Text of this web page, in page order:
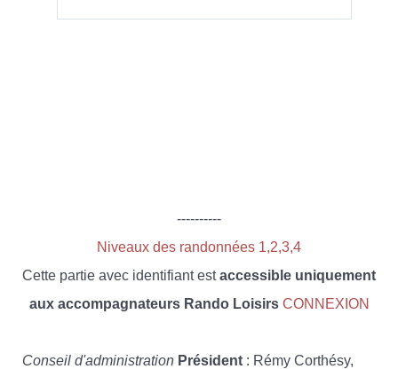
----------
Niveaux des randonnées 1,2,3,4
Cette partie avec identifiant estaccessible uniquement
aux accompagnateurs Rando Loisirs CONNEXION
Conseil d'administration Président : Rémy Corthésy,